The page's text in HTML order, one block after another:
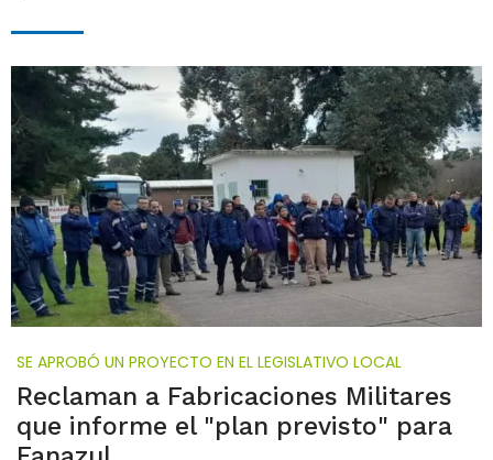
SE APROBÓ UN PROYECTO EN EL LEGISLATIVO LOCAL
Reclaman a Fabricaciones Militares
que informe el "plan previsto" para